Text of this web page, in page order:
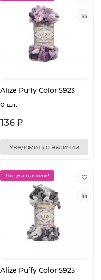
Alize Puffy Color 5923
0 шт.
136 ₽
Уведомить о наличии
Лидер продаж!
Alize Puffy Color 5925